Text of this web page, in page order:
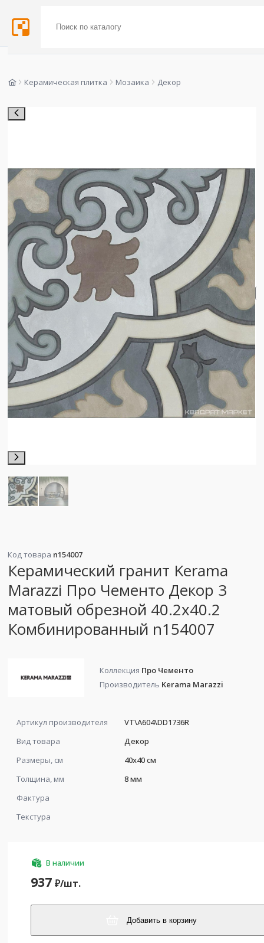
Керамическая плитка Мозаика Декор
Код товара n154007
Керамический гранит Kerama
Marazzi Про Чементо Декор 3
матовый обрезной 40.2x40.2
Комбинированный n154007
Коллекция Про Чементо
Производитель Kerama Marazzi
Артикул производителя
VT\A604\DD1736R
Вид товара
Декор
Размеры, см
40x40 см
Толщина, мм
8 мм
Фактура
Текстура
В наличии
937 ₽/шт.
Добавить в корзину